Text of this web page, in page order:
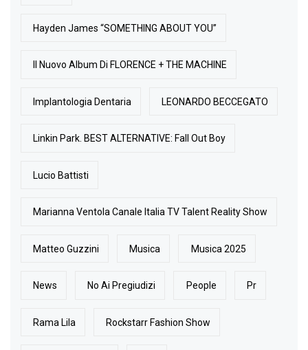
Hayden James “SOMETHING ABOUT YOU”
Il Nuovo Album Di FLORENCE + THE MACHINE
Implantologia Dentaria LEONARDO BECCEGATO
Linkin Park. BEST ALTERNATIVE: Fall Out Boy
Lucio Battisti
Marianna Ventola Canale Italia TV Talent Reality Show
Matteo Guzzini Musica Musica 2025
News No Ai Pregiudizi People Pr
Rama Lila Rockstarr Fashion Show